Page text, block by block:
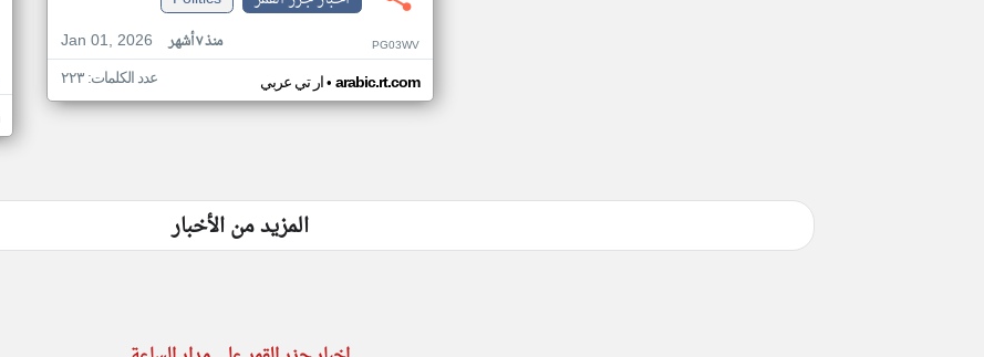
Jan 01, 2026
منذ ٧ أشهر PG03WV
ار تي عربي• arabic.rt.com عدد الكلمات: ٢٢٣
المزيد من الأخبار